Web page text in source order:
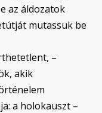
az áldozatok
mutassuk be
–
akik
a holokauszt –